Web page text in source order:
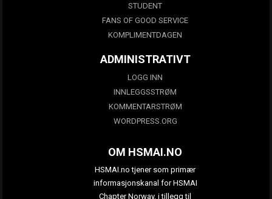
STUDENT
FANS OF GOOD SERVICE
KOMPLIMENTDAGEN
ADMINISTRATIVT
LOGG INN
INNLEGGSSTRØM
KOMMENTARSTRØM
WORDPRESS.ORG
OM HSMAI.NO
HSMAI.no tjener som primær
informasjonskanal for HSMAI
Chapter Norway, i tillegg til